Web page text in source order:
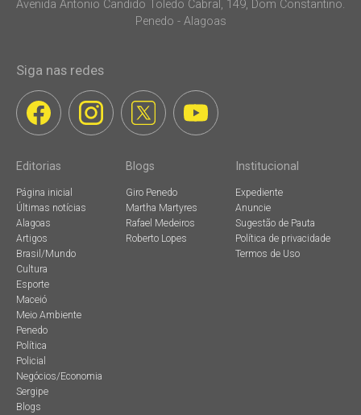
Avenida Antonio Candido Toledo Cabral, 149, Dom Constantino.
Penedo - Alagoas
Siga nas redes
Editorias
Página inicial
Últimas notícias
Alagoas
Artigos
Brasil/Mundo
Cultura
Esporte
Maceió
Meio Ambiente
Penedo
Política
Policial
Negócios/Economia
Sergipe
Blogs
Blogs
Giro Penedo
Martha Martyres
Rafael Medeiros
Roberto Lopes
Institucional
Expediente
Anuncie
Sugestão de Pauta
Política de privacidade
Termos de Uso